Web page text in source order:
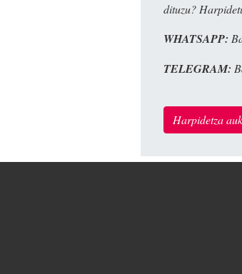
dituzu?
WHATSAPP:
TELEGRAM:
Harpidetza